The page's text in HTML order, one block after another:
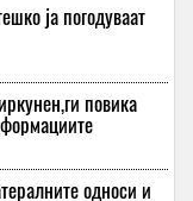
ја погодуваат
повика
односи и